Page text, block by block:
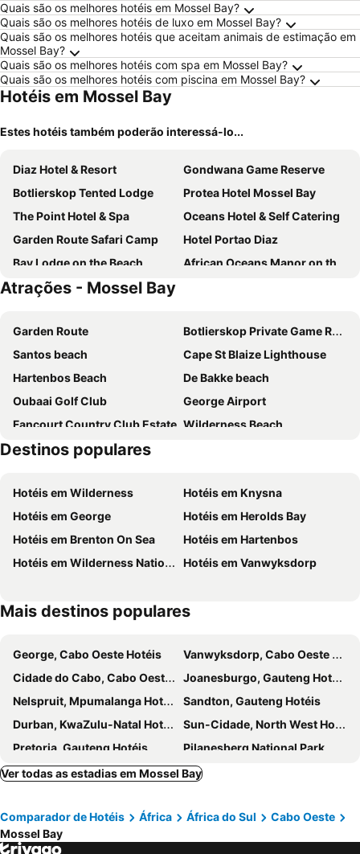
Quais são os melhores hotéis em Mossel Bay?
Quais são os melhores hotéis de luxo em Mossel Bay?
Quais são os melhores hotéis que aceitam animais de estimação em
Mossel Bay?
Quais são os melhores hotéis com spa em Mossel Bay?
Quais são os melhores hotéis com piscina em Mossel Bay?
Hotéis em Mossel Bay
Estes hotéis também poderão interessá-lo...
Diaz Hotel & Resort
Gondwana Game Reserve
Botlierskop Tented Lodge
Protea Hotel Mossel Bay
The Point Hotel & Spa
Oceans Hotel & Self Catering
Garden Route Safari Camp
Hotel Portao Diaz
Bay Lodge on the Beach
African Oceans Manor on the Beach
Atrações - Mossel Bay
Garden Route
Botlierskop Private Game Reserve
Santos beach
Cape St Blaize Lighthouse
Hartenbos Beach
De Bakke beach
Oubaai Golf Club
George Airport
Fancourt Country Club Estate Wilderness Beach
Destinos populares
Hotéis em Wilderness
Hotéis em Knysna
Hotéis em George
Hotéis em Herolds Bay
Hotéis em Brenton On Sea
Hotéis em Hartenbos
Hotéis em Wilderness National Park
Hotéis em Vanwyksdorp
Mais destinos populares
George, Cabo Oeste Hotéis
Vanwyksdorp, Cabo Oeste Hotéis
Cidade do Cabo, Cabo Oeste Hotéis
Joanesburgo, Gauteng Hotéis
Nelspruit, Mpumalanga Hotéis
Sandton, Gauteng Hotéis
Durban, KwaZulu-Natal Hotéis
Sun-Cidade, North West Hotéis
Pretoria, Gauteng Hotéis
Pilanesberg National Park, North West Hotéis
Kruger National Park, Limpopo Hotéis
Ver todas as estadias em Mossel Bay
Comparador de Hotéis África África do Sul
Cabo Oeste
Mossel Bay